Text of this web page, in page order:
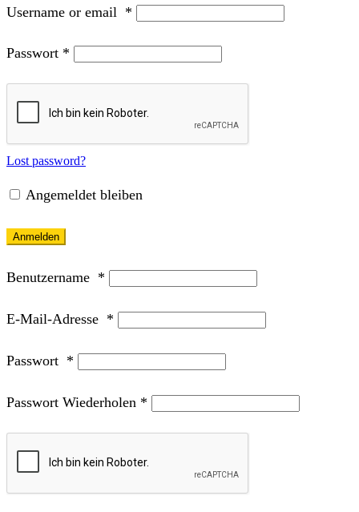
Username or email *
Passwort *
Lost password?
Angemeldet bleiben
Anmelden
Benutzername *
E-Mail-Adresse *
Passwort *
Passwort Wiederholen *